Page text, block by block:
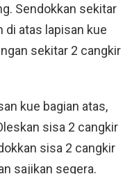
Sendokkan sekitar
di atas lapisan kue
sekitar 2 cangkir
kue bagian atas,
sisa 2 cangkir
sisa 2 cangkir
sajikan segera.